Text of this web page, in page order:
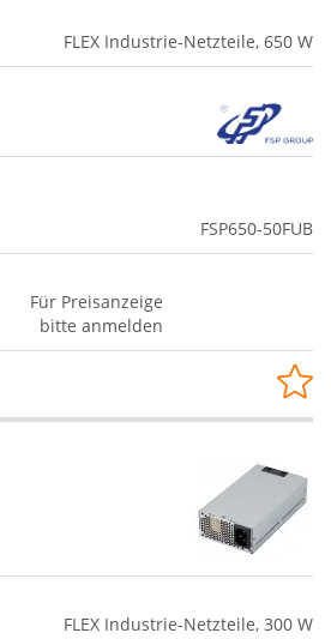
FLEX Industrie-Netzteile, 650 W
FSP650-50FUB
Für Preisanzeige
bitte anmelden
FLEX Industrie-Netzteile, 300 W